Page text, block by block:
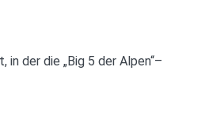
der die „Big 5 der Alpen“–